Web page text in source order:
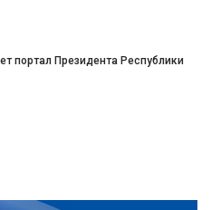
портал Президента Республики